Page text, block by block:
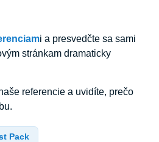
i a presvedčte sa sami
stránkam dramaticky
referencie a uvidíte, prečo
Pack